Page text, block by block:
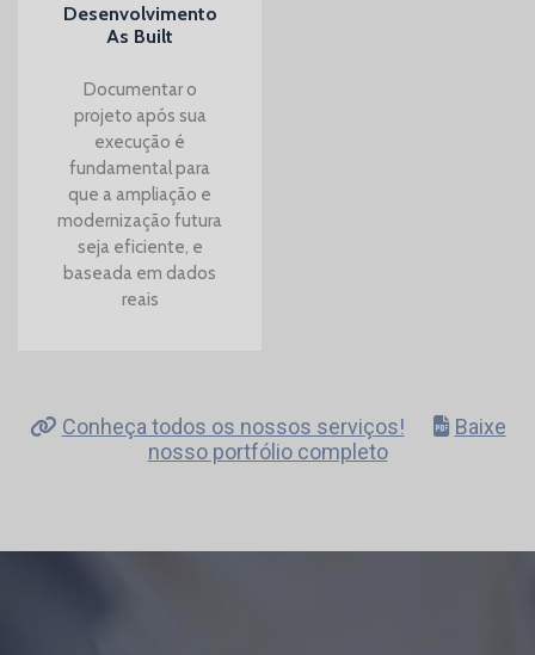
Desenvolvimento
As Built
Documentar o
projeto após sua
execução é
fundamental para
que a ampliação e
modernização futura
seja eficiente, e
baseada em dados
reais
Conheça todos os nossos serviços!
Baixe
nosso portfólio completo